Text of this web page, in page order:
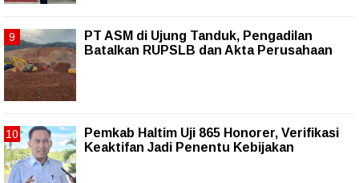
PT ASM di Ujung Tanduk, Pengadilan
Batalkan RUPSLB dan Akta Perusahaan
Pemkab Haltim Uji 865 Honorer, Verifikasi
Keaktifan Jadi Penentu Kebijakan